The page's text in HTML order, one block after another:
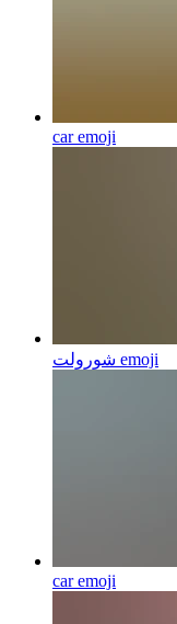
caremoji
شورولت emoji
caremoji